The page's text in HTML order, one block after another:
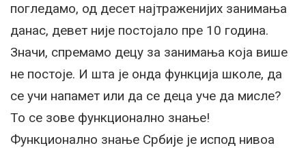
погледамо, од десет најтраженијих занимања
данас, девет није постојало пре 10 година.
Значи, спремамо децу за занимања која више
не постоје. И шта је онда функција школе, да
се учи напамет или да се деца уче да мисле?
То се зове функционално знање!
Функционално знање Србије је испод нивоа